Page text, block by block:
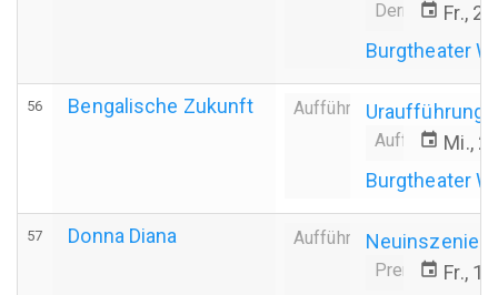
Derniere
event Fr.,
Burgtheater
56 Bengalische Zukunft AufführungUraufführung
event Mi.,
Burgtheater
57 Donna Diana Aufführung
Premiere
event Fr.,